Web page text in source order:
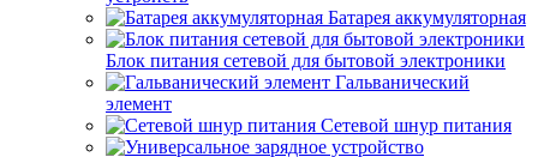
Батарея аккумуляторная
Блок питания сетевой для бытовой электроники
Гальванический
элемент
Сетевой шнур питания